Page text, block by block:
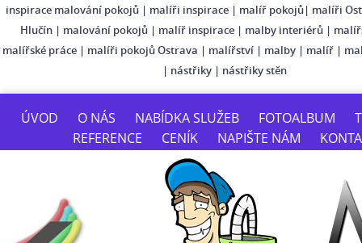
inspirace malování pokojů | malíři inspirace | malíř pokojů| malíři
Hlučín| malování pokojů| malíř inspirace| malby interiérů|
malířské práce | malíři pokojů Ostrava | malířství | malby | malíř |
| nástřiky | nástřiky stěn
ÚVOD O NÁS NABÍDKA SLUŽEB FOTOALBUM
REFERENCE
CENÍK NAPIŠTE NÁM